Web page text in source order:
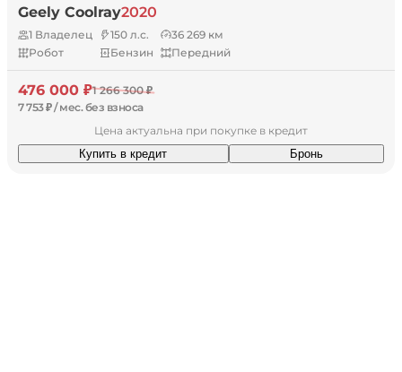
Geely Coolray2020
1 Владелец 150 л.с.
36 269 км
Робот
Бензин Передний
476 000 ₽1 266 300 ₽
7 753 ₽ / мес. без взноса
Цена актуальна при покупке в кредит
Купить в кредит
Бронь